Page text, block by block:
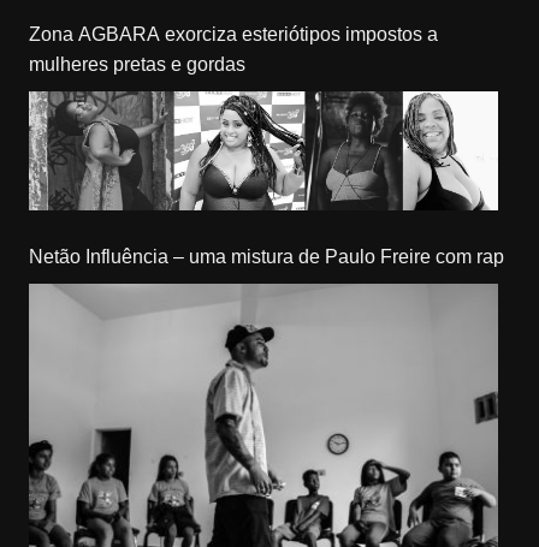
Zona AGBARA exorciza esteriótipos impostos a
mulheres pretas e gordas
Netão Influência – uma mistura de Paulo Freire com rap